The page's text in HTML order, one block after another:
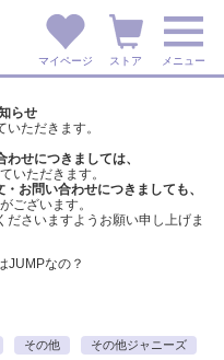
マイページ ストア メニュー
らせ
ただきます。
せにつきましては、
いただきます。
お問い合わせにつきましても、
ございます。
ださいますようお願い申し上げま
JUMPなの？
その他
その他ジャニーズ